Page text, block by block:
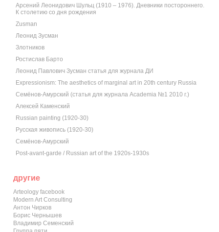
Арсений Леонидович Шульц (1910 – 1976). Дневники постороннего.
К столетию со дня рождения
Zusman
Леонид Зусман
Злотников
Ростислав Барто
Леонид Павлович Зусман статья для журнала ДИ
Expressionism: The aesthetics of marginal art in 20th century Russia
Семёнов-Амурский (статья для журнала Academia №1 2010 г.)
Алексей Каменский
Russian painting (1920-30)
Русская живопись (1920-30)
Семёнов-Амурский
Post-avant-garde / Russian art of the 1920s-1930s
другие
Arteology facebook
Modern Art Consulting
Антон Чирков
Борис Чернышев
Владимир Семенский